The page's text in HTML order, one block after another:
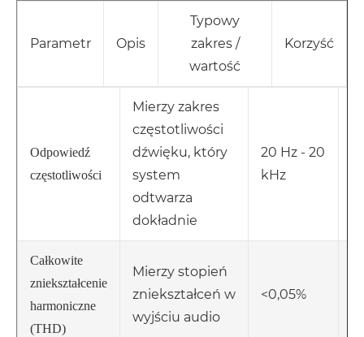
Parametr Opis
Typowy
zakres /
wartość
Korzyść
Odpowiedź
częstotliwości
Mierzy zakres
częstotliwości
dźwięku, który
system
odtwarza
dokładnie
20 Hz - 20
kHz
Całkowite
zniekształcenie
harmoniczne
(THD)
Mierzy stopień
zniekształceń w
wyjściu audio
<0,05%